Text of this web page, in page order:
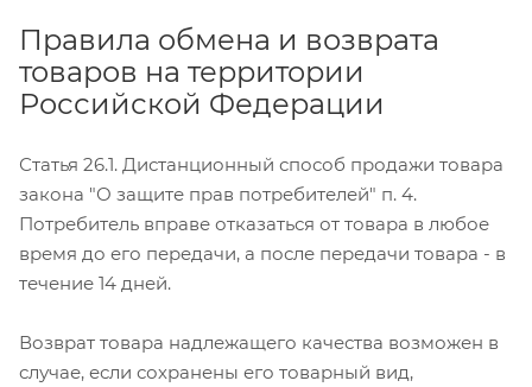
Правила обмена и возврата
товаров на территории
Российской Федерации
Статья 26.1. Дистанционный способ продажи товара
закона "О защите прав потребителей" п. 4.
Потребитель вправе отказаться от товара в любое
время до его передачи, а после передачи товара - в
течение 14 дней.
Возврат товара надлежащего качества возможен в
случае, если сохранены его товарный вид,